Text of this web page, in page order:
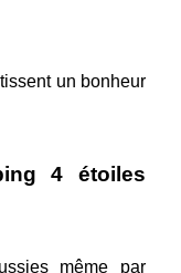
un bonheur
4 étoiles
même par